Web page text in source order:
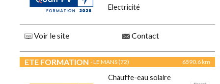
Electricité
Voir le site Contact
ETE FORMATION - LE MANS (72) 6590.6 km
Chauffe-eau solaire